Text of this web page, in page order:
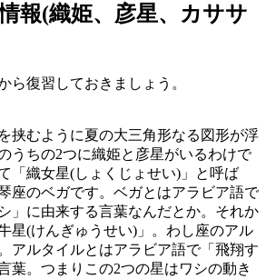
報(織姫、彦星、カササ
ら復習しておきましょう。
挟むように夏の大三角形なる図形が浮
うちの2つに織姫と彦星がいるわけで
「織女星(しょくじょせい)」と呼ば
座のベガです。ベガとはアラビア語で
」に由来する言葉なんだとか。それか
星(けんぎゅうせい)」。わし座のアル
アルタイルとはアラビア語で「飛翔す
葉。つまりこの2つの星はワシの動き